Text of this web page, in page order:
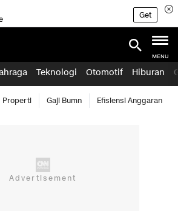
Get
MENU
Teknologi Otomotif Hiburan
Properti Gaji Bumn Efisiensi Anggaran